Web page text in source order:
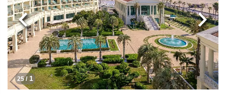
1
/ 25
הקודמת הבא